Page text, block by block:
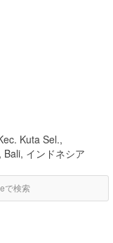
Kuta Sel.,
インドネシア
で検索